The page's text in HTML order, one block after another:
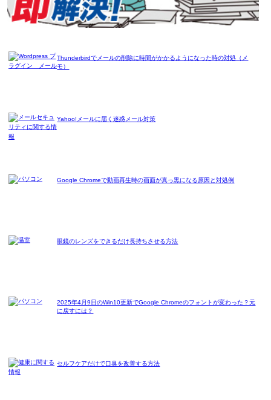
Thunderbirdでメールの削除に時間がかかるようになった時の対処（メ
モ）
Yahoo!メールに届く迷惑メール対策
Google Chromeで動画再生時の画面が真っ黒になる原因と対処例
眼鏡のレンズをできるだけ長持ちさせる方法
2025年4月9日のWin10更新でGoogle Chromeのフォントが変わった？元
に戻すには？
セルフケアだけで口臭を改善する方法